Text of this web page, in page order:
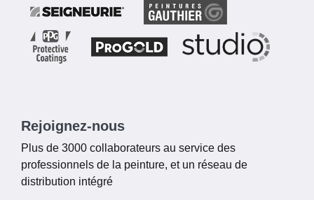
Rejoignez-nous
Plus de 3000 collaborateurs au service des
professionnels de la peinture, et un réseau de
distribution intégré